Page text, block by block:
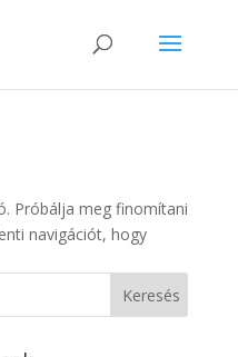
Próbálja meg finomítani
navigációt, hogy